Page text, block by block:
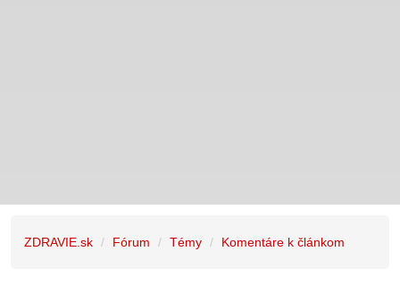
ZDRAVIE.sk Fórum Témy Komentáre k článkom